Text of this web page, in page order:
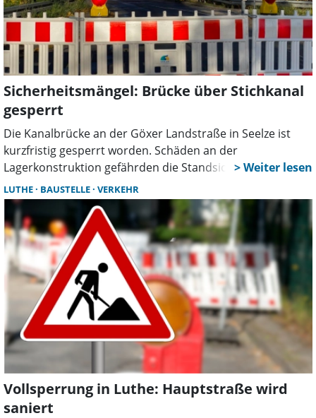
Sicherheitsmängel: Brücke über Stichkanal
gesperrt
Die Kanalbrücke an der Göxer Landstraße in Seelze ist
kurzfristig gesperrt worden. Schäden an der
Lagerkonstruktion gefährden die Standsicherheit. Eine
Umleitung wird eingerichtet, Busse fahren mit
Einschränkungen weiter.
LUTHE BAUSTELLE VERKEHR
Vollsperrung in Luthe: Hauptstraße wird
saniert